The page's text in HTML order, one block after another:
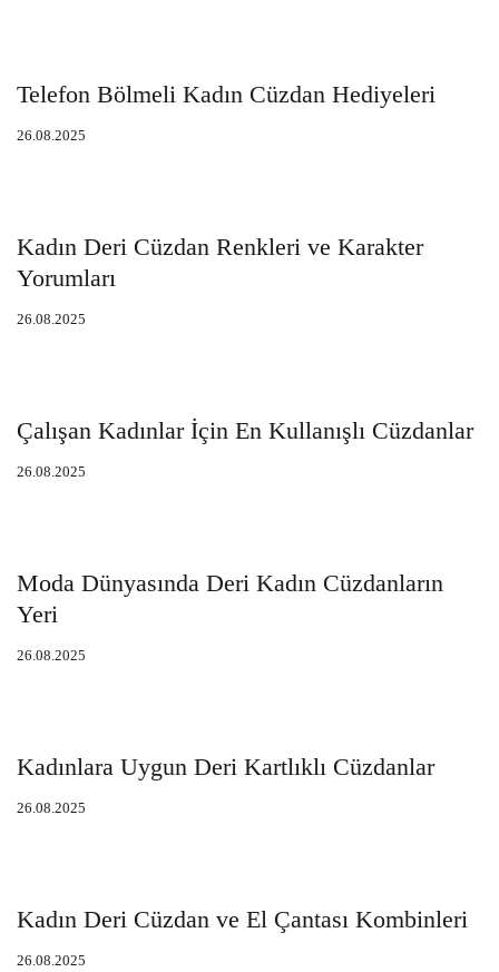
Telefon Bölmeli Kadın Cüzdan Hediyeleri
26.08.2025
Kadın Deri Cüzdan Renkleri ve Karakter
Yorumları
26.08.2025
Çalışan Kadınlar İçin En Kullanışlı Cüzdanlar
26.08.2025
Moda Dünyasında Deri Kadın Cüzdanların
Yeri
26.08.2025
Kadınlara Uygun Deri Kartlıklı Cüzdanlar
26.08.2025
Kadın Deri Cüzdan ve El Çantası Kombinleri
26.08.2025